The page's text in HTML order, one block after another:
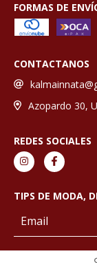
FORMAS DE
CONTACTANOS
Azopardo 30,
REDES SOCIALES
TIPS DE MODA,